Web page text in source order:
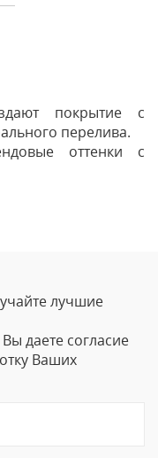
покрытие с
перелива.
оттенки с
лучшие
даете согласие
Ваших